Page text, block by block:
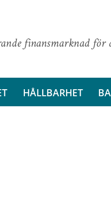
finansmarknad för
HÅLLBARHET